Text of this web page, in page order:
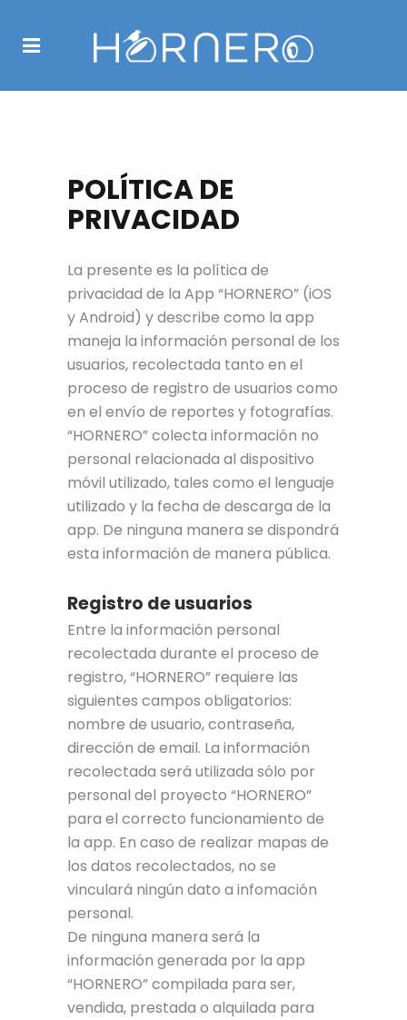
POLÍTICA DE
PRIVACIDAD
La presente es la política de
privacidad de la App “HORNERO” (iOS
y Android) y describe como la app
maneja la información personal de los
usuarios, recolectada tanto en el
proceso de registro de usuarios como
en el envío de reportes y fotografías.
“HORNERO” colecta información no
personal relacionada al dispositivo
móvil utilizado, tales como el lenguaje
utilizado y la fecha de descarga de la
app. De ninguna manera se dispondrá
esta información de manera pública.
Registro de usuarios
Entre la información personal
recolectada durante el proceso de
registro, “HORNERO” requiere las
siguientes campos obligatorios:
nombre de usuario, contraseña,
dirección de email. La información
recolectada será utilizada sólo por
personal del proyecto “HORNERO”
para el correcto funcionamiento de
la app. En caso de realizar mapas de
los datos recolectados, no se
vinculará ningún dato a infomación
personal.
De ninguna manera será la
información generada por la app
“HORNERO” compilada para ser,
vendida, prestada o alquilada para